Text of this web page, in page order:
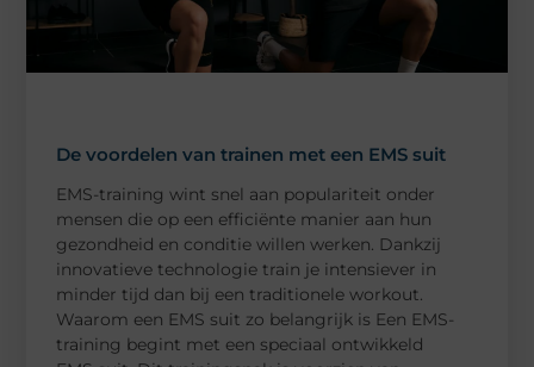
De voordelen van trainen met een EMS suit
EMS-training wint snel aan populariteit onder
mensen die op een efficiënte manier aan hun
gezondheid en conditie willen werken. Dankzij
innovatieve technologie train je intensiever in
minder tijd dan bij een traditionele workout.
Waarom een EMS suit zo belangrijk is Een EMS-
training begint met een speciaal ontwikkeld